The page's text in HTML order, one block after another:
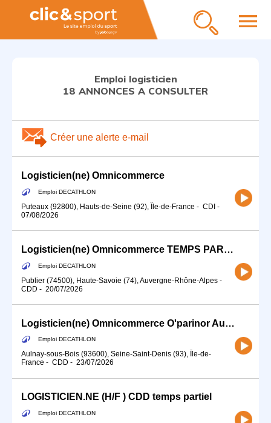
menu
Emploi logisticien
18 ANNONCES A CONSULTER
Créer une alerte e-mail
Logisticien(ne) Omnicommerce
Emploi DECATHLON
Puteaux (92800), Hauts-de-Seine (92), Île-de-France - CDI -
07/08/2026
Logisticien(ne) Omnicommerce TEMPS PARTIEL
Emploi DECATHLON
Publier (74500), Haute-Savoie (74), Auvergne-Rhône-Alpes -
CDD - 20/07/2026
Logisticien(ne) Omnicommerce O'parinor Aulnay-sous-Bois
Emploi DECATHLON
Aulnay-sous-Bois (93600), Seine-Saint-Denis (93), Île-de-
France - CDD - 23/07/2026
LOGISTICIEN.NE (H/F ) CDD temps partiel
Emploi DECATHLON